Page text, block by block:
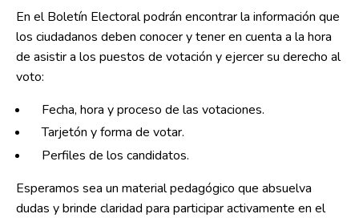
En el Boletín Electoral podrán encontrar la información que
los ciudadanos deben conocer y tener en cuenta a la hora
de asistir a los puestos de votación y ejercer su derecho al
voto:
Fecha, hora y proceso de las votaciones.
Tarjetón y forma de votar.
Perfiles de los candidatos.
Esperamos sea un material pedagógico que absuelva
dudas y brinde claridad para participar activamente en el